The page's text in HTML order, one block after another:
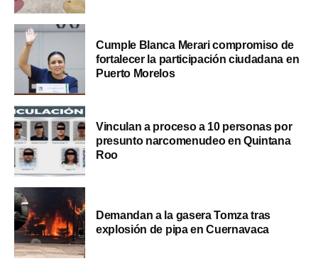
Cumple Blanca Merari compromiso de
fortalecer la participación ciudadana en
Puerto Morelos
Vinculan a proceso a 10 personas por
presunto narcomenudeo en Quintana
Roo
Demandan a la gasera Tomza tras
explosión de pipa en Cuernavaca